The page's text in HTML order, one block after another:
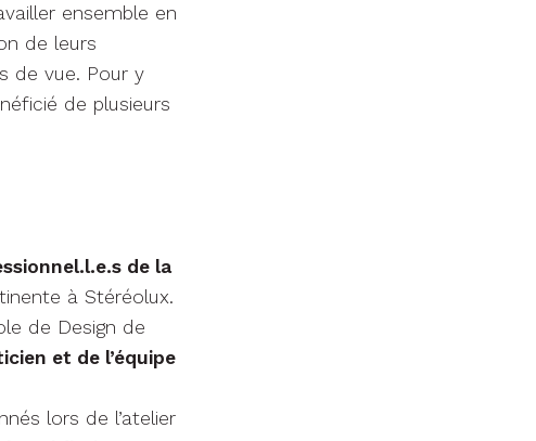
ensemble en
de leurs
de vue. Pour y
de plusieurs
de la
à Stéréolux.
de Design de
et de l’équipe
lors de l’atelier